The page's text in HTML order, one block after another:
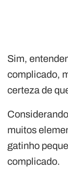
Sim,
complicado,
certeza de
muitos
gatinho
complicado.